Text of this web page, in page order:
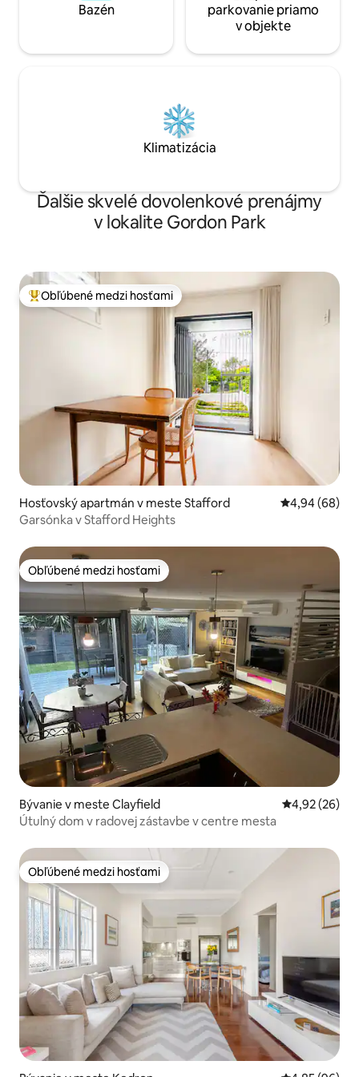
Bazén
parkovanie priamo
v objekte
Klimatizácia
Ďalšie skvelé dovolenkové prenájmy
v lokalite Gordon Park
Najobľúbenejšie medzi hosťami
Obľúbené medzi hosťami
Hosťovský apartmán v meste Stafford Priemerné
4,94 (68)
Garsónka v Stafford Heights
Obľúbené medzi hosťami
Obľúbené medzi hosťami
Bývanie v meste Clayfield Priemerné
4,92 (26)
Útulný dom v radovej zástavbe v centre mesta
Obľúbené medzi hosťami
Obľúbené medzi hosťami